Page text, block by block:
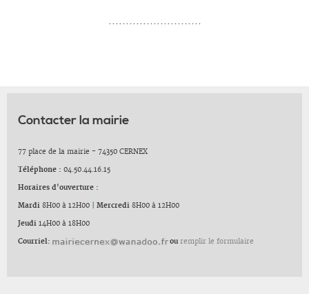
...........................
Contacter la mairie
77 place de la mairie - 74350 CERNEX
Téléphone : 04.50.44.16.15
Horaires d'ouverture :
Mardi 8H00 à 12H00 Mercredi 8H00 à 12H00
Jeudi 14H00 à 18H00
Courriel: ou remplir le formulaire